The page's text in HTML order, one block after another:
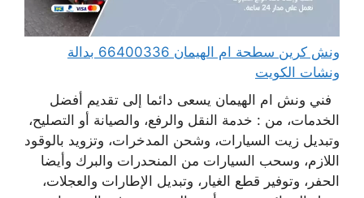
ونش كرين سطحة ام الهيمان 66400336 بدالة
ونشات الكويت
فني ونش ام الهيمان يسعى دائما إلى تقديم أفضل
الخدمات، من : خدمة النقل والرفع، والصيانة أو التصليح،
وتبديل زيت السيارات، وشحن المدخرات، وتزويد بالوقود
اللازم، وسحب السيارات من المنحدرات والبرك وأيضا
الحفر، وتوفير قطع الغيار، وتبديل الإطارات والعجلات،